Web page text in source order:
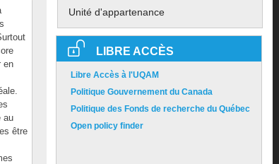
en
au
être
Unité d'appartenance
LIBRE ACCÈS
Libre Accès à l'UQAM
Politique Gouvernement du Canada
Politique des Fonds de recherche du Québec
Open policy finder